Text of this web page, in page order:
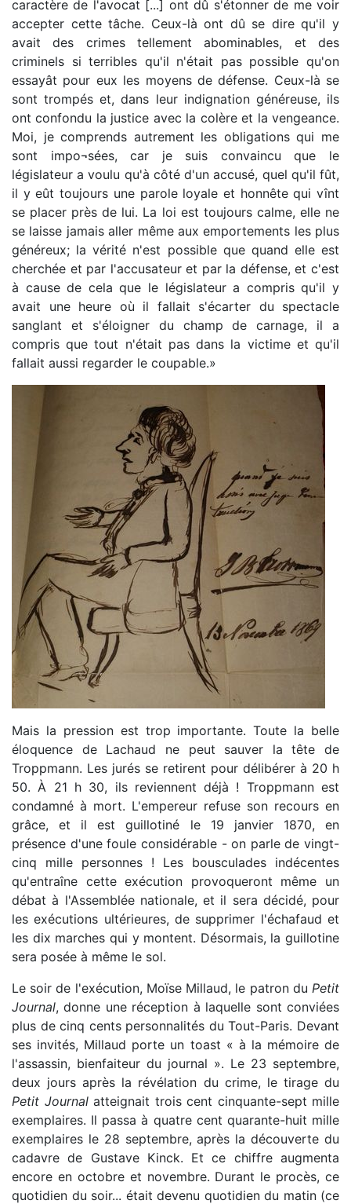
caractère de l'avocat [...] ont dû s'étonner de me voir
accepter cette tâche. Ceux-là ont dû se dire qu'il y
avait des crimes tellement abominables, et des
criminels si terribles qu'il n'était pas possible qu'on
essayât pour eux les moyens de défense. Ceux-là se
sont trompés et, dans leur indignation généreuse, ils
ont confondu la justice avec la colère et la vengeance.
Moi, je comprends autrement les obligations qui me
sont impo¬sées, car je suis convaincu que le
législateur a voulu qu'à côté d'un accusé, quel qu'il fût,
il y eût toujours une parole loyale et honnête qui vînt
se placer près de lui. La loi est toujours calme, elle ne
se laisse jamais aller même aux emportements les plus
généreux; la vérité n'est possible que quand elle est
cherchée et par l'accusateur et par la défense, et c'est
à cause de cela que le législateur a compris qu'il y
avait une heure où il fallait s'écarter du spectacle
sanglant et s'éloigner du champ de carnage, il a
compris que tout n'était pas dans la victime et qu'il
fallait aussi regarder le coupable.»
Mais la pression est trop importante. Toute la belle
éloquence de Lachaud ne peut sauver la tête de
Troppmann. Les jurés se retirent pour délibérer à 20 h
50. À 21 h 30, ils reviennent déjà ! Troppmann est
condamné à mort. L'empereur refuse son recours en
grâce, et il est guillotiné le 19 janvier 1870, en
présence d'une foule considérable - on parle de vingt-
cinq mille personnes ! Les bousculades indécentes
qu'entraîne cette exécution provoqueront même un
débat à l'Assemblée nationale, et il sera décidé, pour
les exécutions ultérieures, de supprimer l'échafaud et
les dix marches qui y montent. Désormais, la guillotine
sera posée à même le sol.
Le soir de l'exécution, Moïse Millaud, le patron du Petit
Journal, donne une réception à laquelle sont conviées
plus de cinq cents personnalités du Tout-Paris. Devant
ses invités, Millaud porte un toast « à la mémoire de
l'assassin, bienfaiteur du journal ». Le 23 septembre,
deux jours après la révélation du crime, le tirage du
Petit Journalatteignait trois cent cinquante-sept mille
exemplaires. Il passa à quatre cent quarante-huit mille
exemplaires le 28 septembre, après la découverte du
cadavre de Gustave Kinck. Et ce chiffre augmenta
encore en octobre et novembre. Durant le procès, ce
quotidien du soir... était devenu quotidien du matin (ce